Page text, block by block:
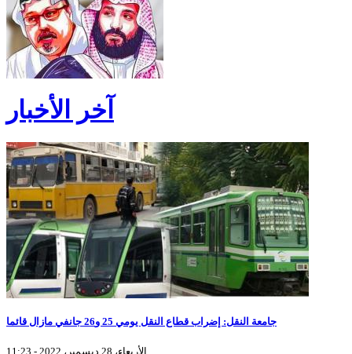
آخر الأخبار
جامعة النقل: إضراب قطاع النقل يومي 25 و26 جانفي مازال قائما
الأربعاء، 28 ديسمبر، 2022 - 11:23